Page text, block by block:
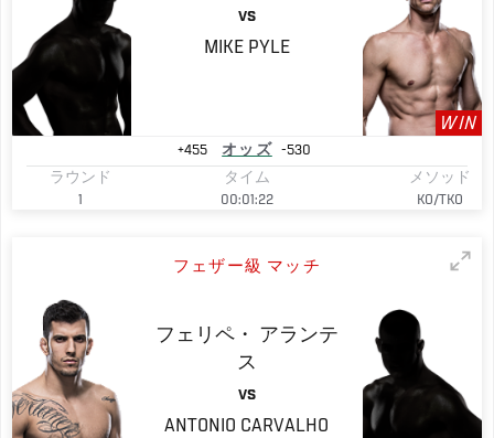
VS
MIKE PYLE
WIN
+455 オッズ
-530
ラウンド
1
タイム
00:01:22
メソッド
KO/TKO
フェザー級 マッチ
フェリペ・
アランテ
ス
VS
ANTONIO CARVALHO